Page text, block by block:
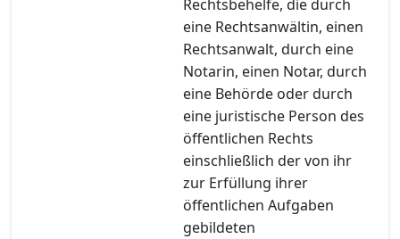
Rechtsbehelfe, die durch
eine Rechtsanwältin, einen
Rechtsanwalt, durch eine
Notarin, einen Notar, durch
eine Behörde oder durch
eine juristische Person des
öffentlichen Rechts
einschließlich der von ihr
zur Erfüllung ihrer
öffentlichen Aufgaben
gebildeten